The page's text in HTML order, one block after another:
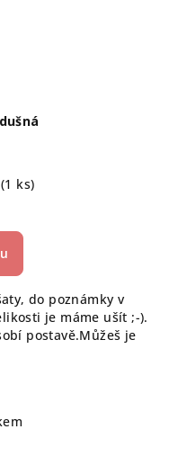
(1 ks)
do poznámky v
je máme ušít ;-).
postavě.Můžeš je